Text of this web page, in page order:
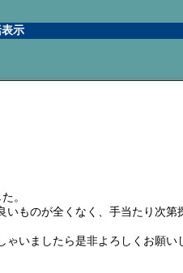
示
。
ものが全くなく、手当たり次
いましたら是非よろしくお願い